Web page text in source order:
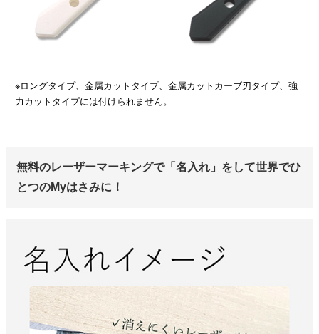
※ロングタイプ、金属カットタイプ、金属カットカーブ刃タイプ、強
力カットタイプには付けられません。
無料のレーザーマーキングで「名入れ」をして世界でひ
とつのMyはさみに！